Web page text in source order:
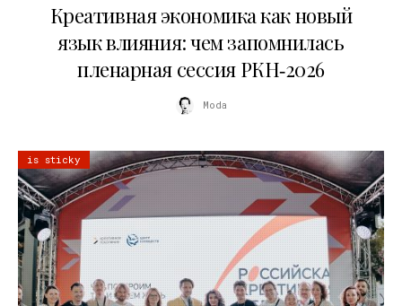
Креативная экономика как новый
язык влияния: чем запомнилась
пленарная сессия РКН‑2026
Moda
is sticky